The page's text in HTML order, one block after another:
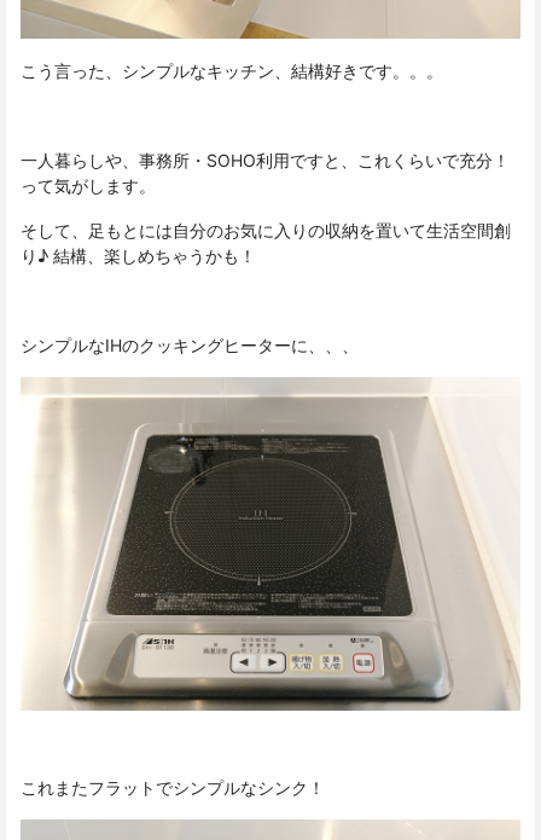
こう言った、シンプルなキッチン、結構好きです。。。
一人暮らしや、事務所・SOHO利用ですと、これくらいで充分！
って気がします。
そして、足もとには自分のお気に入りの収納を置いて生活空間創
り♪ 結構、楽しめちゃうかも！
シンプルなIHのクッキングヒーターに、、、
これまたフラットでシンプルなシンク！